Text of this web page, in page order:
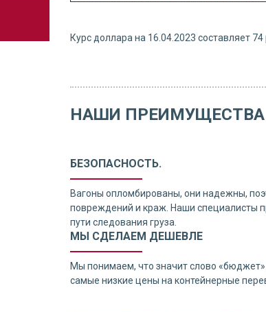
Курс доллара на 16.04.2023 составляет 74
НАШИ ПРЕИМУЩЕСТВА
БЕЗОПАСНОСТЬ.
Вагоны опломбированы, они надежны,
повреждений и краж. Наши специалисты
пути следования груза.
МЫ СДЕЛАЕМ ДЕШЕВЛЕ
Мы понимаем, что значит слово
самые низкие цены на контейнерные